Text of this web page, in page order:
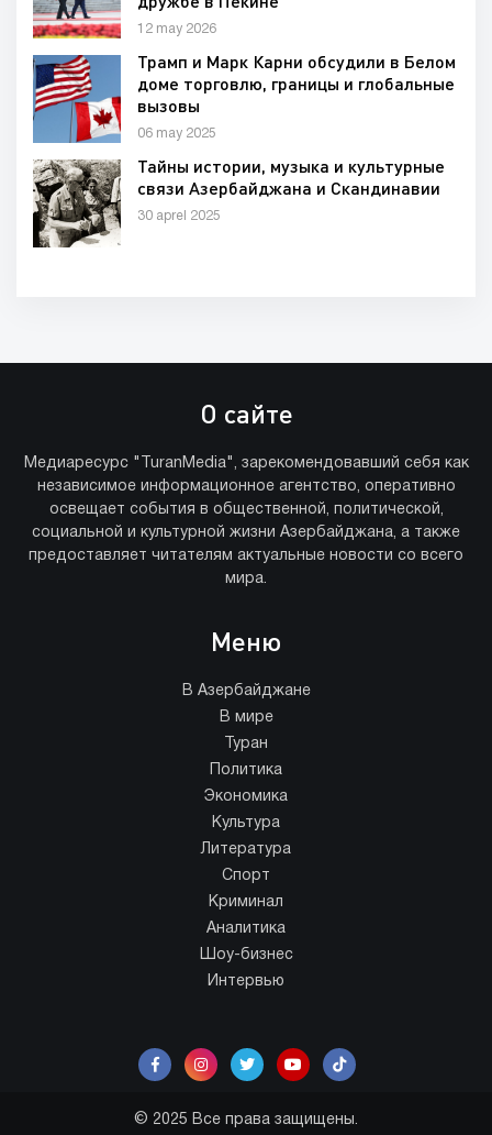
12 may 2026
Трамп и Марк Карни обсудили в Белом
доме торговлю, границы и глобальные
вызовы
06 may 2025
Тайны истории, музыка и культурные
связи Азербайджана и Скандинавии
30 aprel 2025
О сайте
Медиаресурс "TuranMedia", зарекомендовавший себя как
независимое информационное агентство, оперативно
освещает события в общественной, политической,
социальной и культурной жизни Азербайджана, а также
предоставляет читателям актуальные новости со всего
мира.
Меню
В Азербайджане
В мире
Туран
Политика
Экономика
Культура
Литература
Спорт
Криминал
Аналитика
Шоу-бизнес
Интервью
© 2025 Все права защищены.